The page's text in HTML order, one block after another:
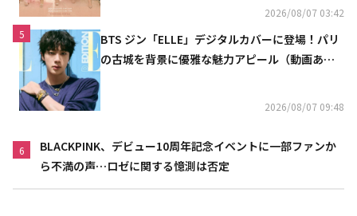
2026/08/07 03:42
5
BTS ジン「ELLE」デジタルカバーに登場！パリ
の古城を背景に優雅な魅力アピール（動画あ
2026/08/07 09:48
6
BLACKPINK、デビュー10周年記念イベントに一部ファンか
ら不満の声…ロゼに関する憶測は否定